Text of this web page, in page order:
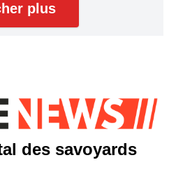
plus
des savoyards